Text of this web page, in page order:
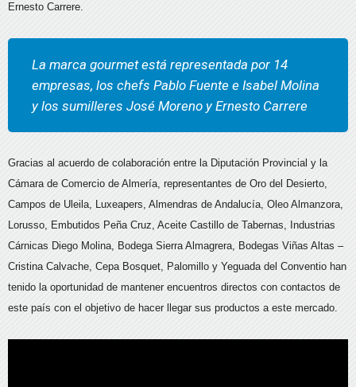
Ernesto Carrere.
La marca gourmet está representada por 14
empresas, los chefs Pablo Fuente e Isabel Molina
y los sumilleres José Moreno y Ernesto Carrere
Gracias al acuerdo de colaboración entre la Diputación Provincial y la
Cámara de Comercio de Almería, representantes de Oro del Desierto,
Campos de Uleila, Luxeapers, Almendras de Andalucía, Oleo Almanzora,
Lorusso, Embutidos Peña Cruz, Aceite Castillo de Tabernas, Industrias
Cárnicas Diego Molina, Bodega Sierra Almagrera, Bodegas Viñas Altas –
Cristina Calvache, Cepa Bosquet, Palomillo y Yeguada del Conventio han
tenido la oportunidad de mantener encuentros directos con contactos de
este país con el objetivo de hacer llegar sus productos a este mercado.